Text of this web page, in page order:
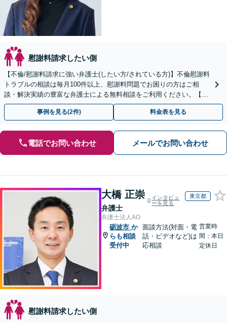
慰謝料請求したい側
【不倫/慰謝料請求に強い弁護士(したい方/されている方)】不倫慰謝料
トラブルの相談は毎月100件以上、慰謝料問題でお困りの方はご相
談・解決実績の豊富な弁護士による無料相談をご利用ください。【不
倫相談は初回0円】【全国対応】
事例を見る(2件) 料金表を見る
電話でお問い合わせ メールでお問い合わせ
大橋 正崇
弁護士
インタビュ
ーを見る
東京都
弁護士法人AO
砺波市 か
らも相談
受付中
面談方法(対面・電
話・ビデオなど)は
応相談
営業時
間：本日
定休日
慰謝料請求したい側